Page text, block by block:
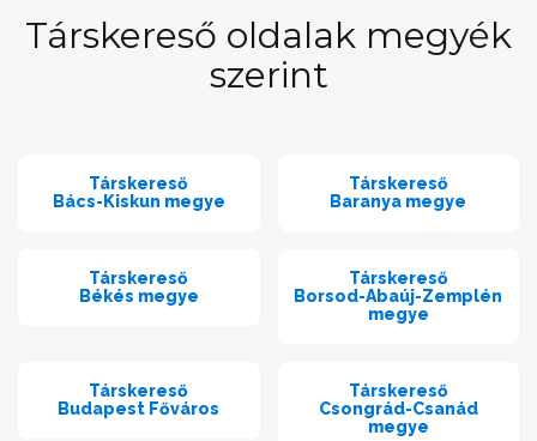
Társkereső oldalak megyék
szerint
Társkereső
Bács-Kiskun megye
Társkereső
Baranya megye
Társkereső
Békés megye
Társkereső
Borsod-Abaúj-Zemplén
megye
Társkereső
Budapest Főváros
Társkereső
Csongrád-Csanád
megye